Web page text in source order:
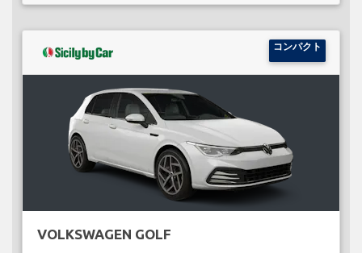
コンパクト
VOLKSWAGEN GOLF